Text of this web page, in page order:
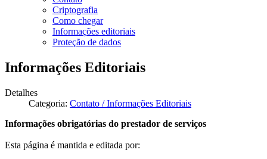
Criptografia
Como chegar
Informações editoriais
Proteção de dados
Informações Editoriais
Detalhes
Categoria: Contato / Informações Editoriais
Informações obrigatórias do prestador de serviços
Esta página é mantida e editada por: